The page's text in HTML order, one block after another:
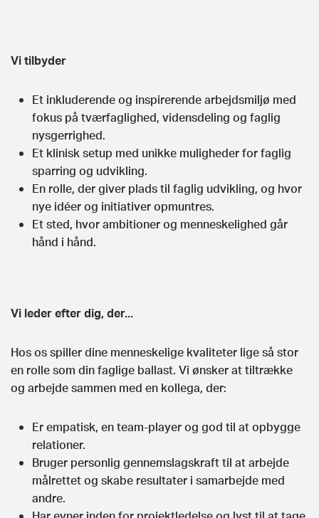
Vi tilbyder
Et inkluderende og inspirerende arbejdsmiljø med
fokus på tværfaglighed, vidensdeling og faglig
nysgerrighed.
Et klinisk setup med unikke muligheder for faglig
sparring og udvikling.
En rolle, der giver plads til faglig udvikling, og hvor
nye idéer og initiativer opmuntres.
Et sted, hvor ambitioner og menneskelighed går
hånd i hånd.
Vi leder efter dig, der...
Hos os spiller dine menneskelige kvaliteter lige så stor
en rolle som din faglige ballast. Vi ønsker at tiltrække
og arbejde sammen med en kollega, der:
Er empatisk, en team-player og god til at opbygge
relationer.
Bruger personlig gennemslagskraft til at arbejde
målrettet og skabe resultater i samarbejde med
andre.